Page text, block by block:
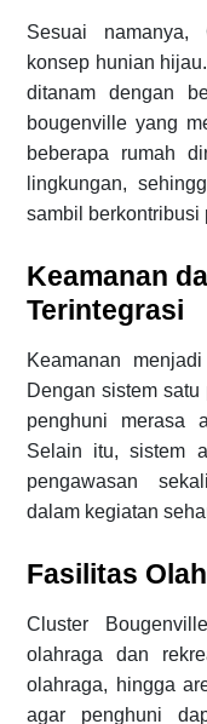
Sesuai namanya,
konsep hunian
ditanam dengan
bougenville yang
beberapa rumah
lingkungan,
sambil berkontribusi
Keamanan
Terintegrasi
Keamanan
Dengan sistem
penghuni merasa
Selain itu, sistem
pengawasan
dalam kegiatan
Fasilitas
Cluster
olahraga dan
olahraga, hingga
agar penghuni